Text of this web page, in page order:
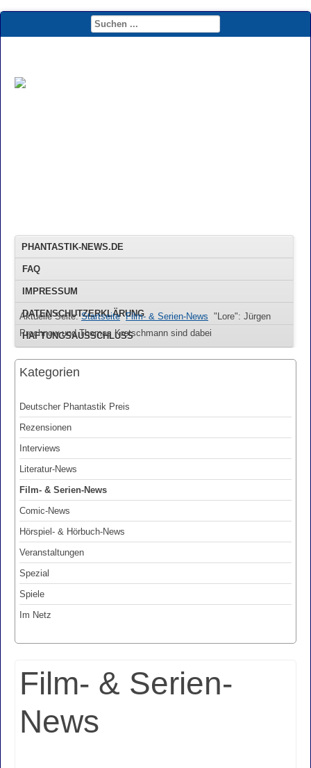
PHANTASTIK-NEWS.DE
FAQ
IMPRESSUM
DATENSCHUTZERKLÄRUNG
HAFTUNGSAUSSCHLUSS
Aktuelle Seite:Startseite Film- & Serien-News "Lore": Jürgen
Prochnow und Thomas Kretschmann sind dabei
Kategorien
Deutscher Phantastik Preis
Rezensionen
Interviews
Literatur-News
Film- & Serien-News
Comic-News
Hörspiel- & Hörbuch-News
Veranstaltungen
Spezial
Spiele
Im Netz
Film- & Serien-
News